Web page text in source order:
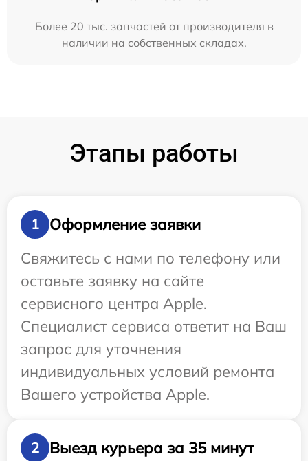
Более 20 тыс. запчастей от производителя в
наличии на собственных складах.
Этапы работы
1
Оформление заявки
Свяжитесь с нами по телефону или
оставьте заявку на сайте
сервисного центра Apple.
Специалист сервиса ответит на Ваш
запрос для уточнения
индивидуальных условий ремонта
Вашего устройства Apple.
2
Выезд курьера за 35 минут